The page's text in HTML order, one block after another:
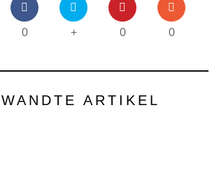
0 + 0 0
ARTIKEL